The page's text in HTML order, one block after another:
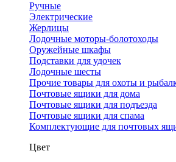
Ручные
Электрические
Жерлицы
Лодочные моторы-болотоходы
Оружейные шкафы
Подставки для удочек
Лодочные шесты
Прочие товары для охоты и
Почтовые ящики для дома
Почтовые ящики для подъезда
Почтовые ящики для спама
Комплектующие для почтовых
Цвет